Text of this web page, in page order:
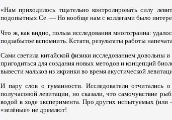
«Нам приходилось тщательно контролировать силу
подопытных Се. — Но вообще нам с коллегами было
Что ж, как видно, польза исследования многогранна:
подзабытое вспомнить. Кстати, результаты работы
Сами светила китайской физики исследованием довольны
пригодиться для создания новых методов и концепций
вывести мальков из икринки во время акустической
И пару слов о гуманности. Исследователи отчитались
получасовой левитации, но сказали, что самочувствие
водой в ходе эксперимента. Про других испытуемых
«зелёные» не дремлют!